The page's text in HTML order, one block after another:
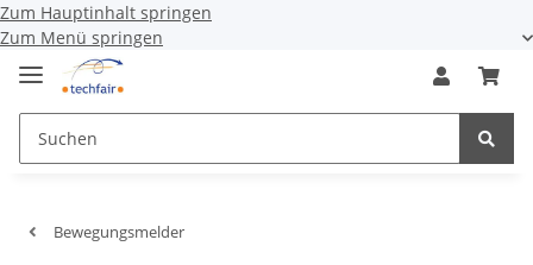
Zum Hauptinhalt springen
Zum Menü springen
Bewegungsmelder